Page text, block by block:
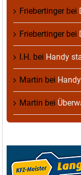
Friebertingerbei
Friebertingerbei
I.H. bei Handy
Martin bei
Martin bei